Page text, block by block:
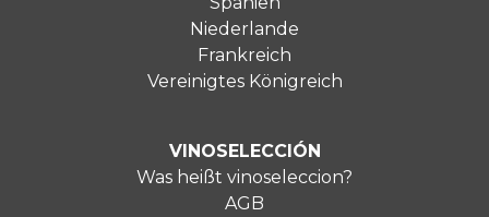
Niederlande
Frankreich
Vereinigtes Königreich
VINOSELECCIÓN
Was heißt vinoseleccion?
AGB